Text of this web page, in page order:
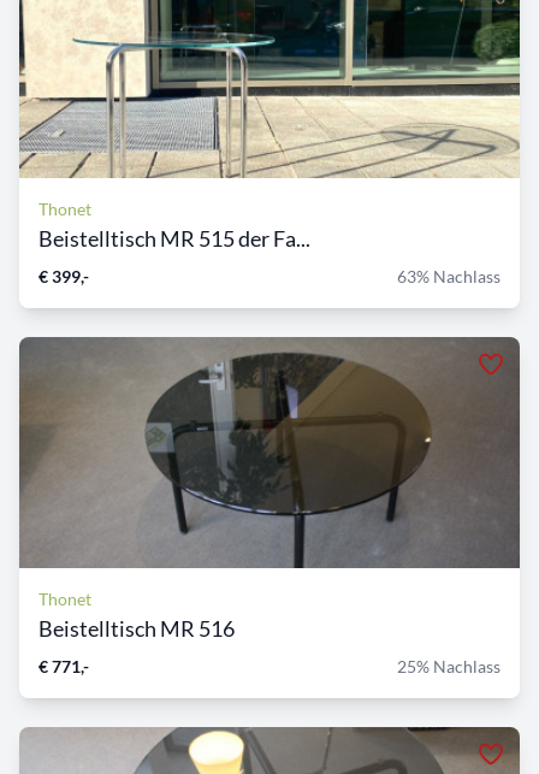
Thonet
Beistelltisch MR 515 der Fa...
€ 399,- 63% Nachlass
Thonet
Beistelltisch MR 516
€ 771,- 25% Nachlass